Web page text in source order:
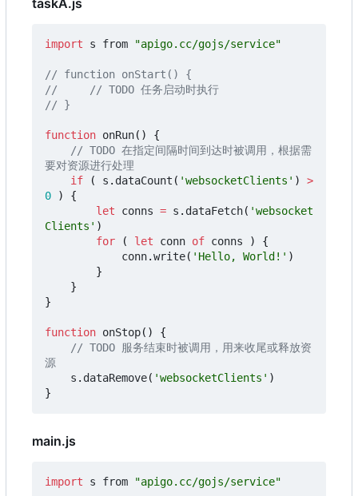
import s from "apigo.cc/gojs/service"
function onRun()
{
// TODO 在指定间隔时间到达时被调用，根据需
if
( s . dataCount ( 'websocketClients' )
>
0
)
{
let
conns = s . dataFetch( 'websocket
Clients' )
for
( let conn of conns )
{
conn.write( 'Hello, World!' )
}
}
}
function onStop()
{
// TODO 服务结束时被调用，用来收尾或释放资
s . dataRemove( 'websocketClients' )
}
main.js
import s from "apigo.cc/gojs/service"